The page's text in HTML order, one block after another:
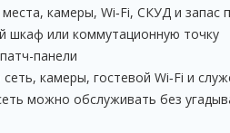
камеры, Wi‑Fi, СКУД и запас
шкаф или коммутационную точку
панели
камеры, гостевой Wi‑Fi и
можно обслуживать без